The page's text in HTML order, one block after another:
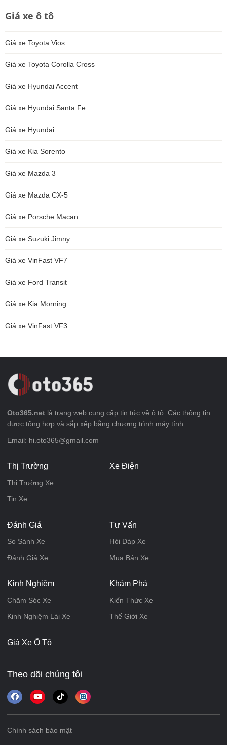
Giá xe ô tô
Giá xe Toyota Vios
Giá xe Toyota Corolla Cross
Giá xe Hyundai Accent
Giá xe Hyundai Santa Fe
Giá xe Hyundai
Giá xe Kia Sorento
Giá xe Mazda 3
Giá xe Mazda CX-5
Giá xe Porsche Macan
Giá xe Suzuki Jimny
Giá xe VinFast VF7
Giá xe Ford Transit
Giá xe Kia Morning
Giá xe VinFast VF3
Oto365.net là trang web cung cấp tin tức về ô tô. Các thông tin
được tổng hợp và sắp xếp bằng chương trình máy tính
Email: hi.oto365@gmail.com
Thị Trường
Thị Trường Xe
Tin Xe
Xe Điện
Đánh Giá
So Sánh Xe
Đánh Giá Xe
Tư Vấn
Hỏi Đáp Xe
Mua Bán Xe
Kinh Nghiệm
Chăm Sóc Xe
Kinh Nghiệm Lái Xe
Khám Phá
Kiến Thức Xe
Thế Giới Xe
Giá Xe Ô Tô
Theo dõi chúng tôi
Chính sách bảo mật